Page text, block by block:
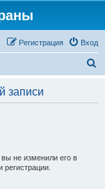
Вход
Регистрация
записи
не изменили его в